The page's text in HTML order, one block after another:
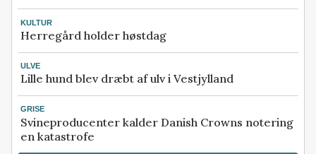
KULTUR
Herregård holder høstdag
ULVE
Lille hund blev dræbt af ulv i Vestjylland
GRISE
Svineproducenter kalder Danish Crowns notering
en katastrofe